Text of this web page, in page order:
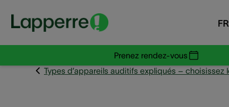
FR
Prenez rendez-vous
Types d’appareils auditifs expliqués – choisissez